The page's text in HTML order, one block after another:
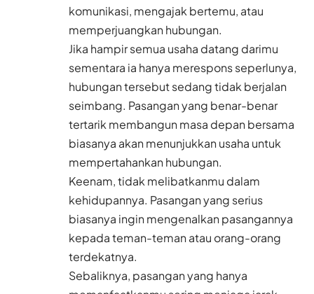
komunikasi, mengajak bertemu, atau
memperjuangkan hubungan.
Jika hampir semua usaha datang darimu
sementara ia hanya merespons seperlunya,
hubungan tersebut sedang tidak berjalan
seimbang. Pasangan yang benar-benar
tertarik membangun masa depan bersama
biasanya akan menunjukkan usaha untuk
mempertahankan hubungan.
Keenam, tidak melibatkanmu dalam
kehidupannya. Pasangan yang serius
biasanya ingin mengenalkan pasangannya
kepada teman-teman atau orang-orang
terdekatnya.
Sebaliknya, pasangan yang hanya